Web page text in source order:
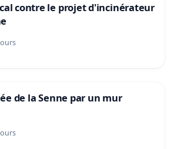
contre le projet d'incinérateur
de la Senne par un mur